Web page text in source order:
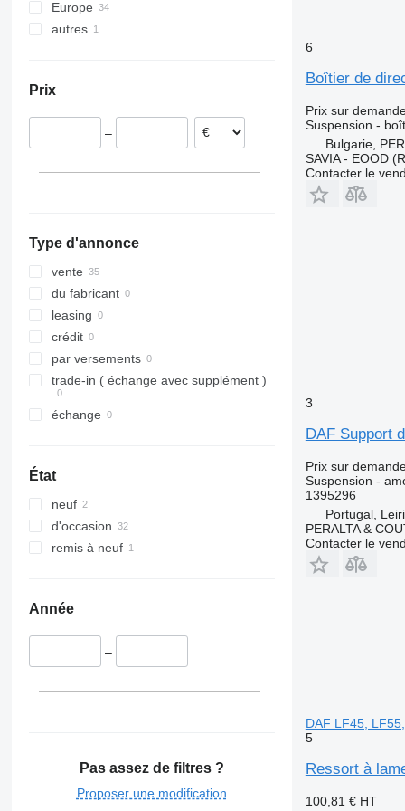
Turbo Daily
Turbostar
O-series
R-Class
Unimog
Premium
T-series
FMX
G-series
VNL
Europe
Pays-Bas
Roumanie
Allemagne
autres
Prix
–
Type d'annonce
vente
du fabricant
leasing
crédit
par versements
trade-in ( échange avec supplément )
échange
État
neuf
d'occasion
remis à neuf
Année
–
Pas assez de filtres ?
Proposer une modification
6
Boîtier de
Prix sur
Suspension -
Bulgarie,
SAVIA - EOOD
Contacter le
3
DAF Support
Prix sur
Suspension -
1395296
Portugal,
PERALTA &
Contacter le
DAF LF45,
5
Ressort à
100,81 € HT